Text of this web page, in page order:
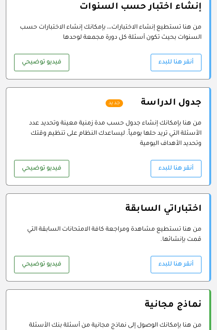
إنشاء اختبار حسب السنوات
من هنا تستطيع إنشاء الاختبارات،،، بإمكانك إنشاء الاختبارات حسب
السنوات بحيث تكون أسئلة كل دورة مجمعة لوحدها
أنقر هنا للبدء فيديو توضيحي
جدول الدراسة جديد
من هنا بإمكانك إنشاء جدول حسب مدة زمنية معينة وتحديد عدد
الأسئلة التي تريد حلها يومياً. ليساعدك النظام على تنظيم وقتك
وتحديد الأهداف اليومية
أنقر هنا للبدء فيديو توضيحي
اختباراتي السابقة
من هنا تستطيع مشاهدة ومراجعة كافة الامتحانات السابقة التي
قمت بإنشائها.
أنقر هنا للبدء فيديو توضيحي
نماذج مجانية
من هنا بإمكانك الوصول إلى نماذج مجانية من أسئلة بنك الأسئلة